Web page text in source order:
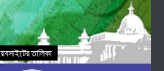
তালিকা